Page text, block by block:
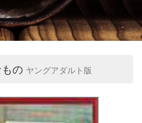
の ヤングアダルト版